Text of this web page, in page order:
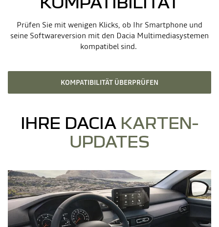
Prüfen Sie mit wenigen Klicks, ob Ihr Smartphone und
seine Softwareversion mit den Dacia Multimediasystemen
kompatibel sind.
KOMPATIBILITÄT ÜBERPRÜFEN
IHRE DACIA KARTEN-
UPDATES